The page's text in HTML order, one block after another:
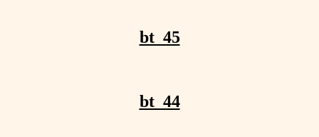
bt_45
bt_44